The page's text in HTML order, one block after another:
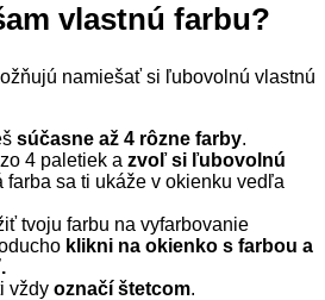
vlastnú farbu?
namiešať si ľubovolnú vlastnú
súčasne až 4 rôzne farby.
4 paletiek a zvoľ si ľubovolnú
farba sa ti ukáže v okienku vedľa
tvoju farbu na vyfarbovanie
klikni na okienko s farbou a
vždy označí štetcom.